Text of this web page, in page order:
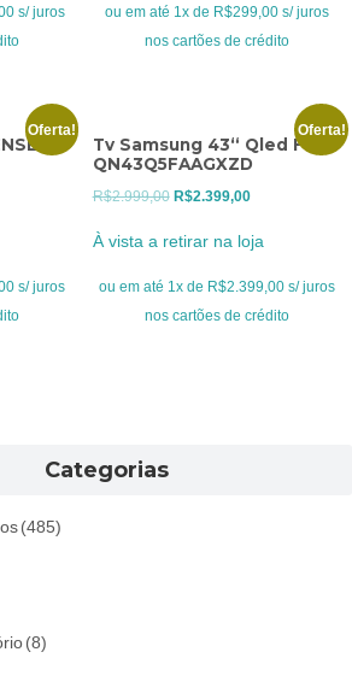
s/ juros
era:
R$399,00.
é:
R$299,00.
ou em até 1x de R$299,00 s/ juros
nos cartões de crédito
Oferta!
s/ juros
Oferta!
Tv Samsung 43“ Qled Full
QN43Q5FAAGXZD
R$2.999,00 O
era:
R$2.999,00.
R$2.399,00O
atual
é:
R$2.399,00.
À vista a retirar na loja
ou em até 1x de R$2.399,00 s/ juros
nos cartões de crédito
Categorias
(485)
(8)